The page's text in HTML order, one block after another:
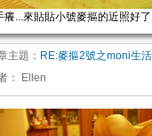
癢...來貼貼小號麥摳的近照好
主題： RE:麥摳2號之moni生
：
Ellen